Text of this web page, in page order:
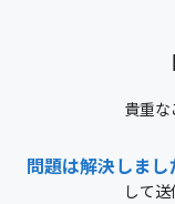
貴重な
問題は解決しまし
して